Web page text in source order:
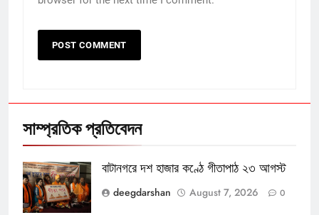
সাম্প্রতিক প্রতিবেদন
বাটানগরে দশ হাজার কণ্ঠে গীতাপাঠ ২৩ আগস্ট
deegdarshan
August 7, 2026 0